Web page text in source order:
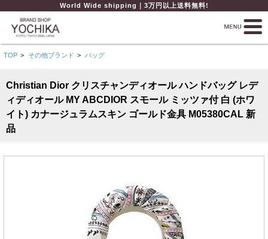
World Wide shipping｜3万円以上送料無料!
TOP > その他ブランド > バッグ
Christian Dior クリスチャンディオール ハンドバッグ レデ
ィディオール MY ABCDIOR スモール ミッツァ付 白 (ホワ
イト) カナージュラムスキン ゴールド金具 M05380CAL 新
品